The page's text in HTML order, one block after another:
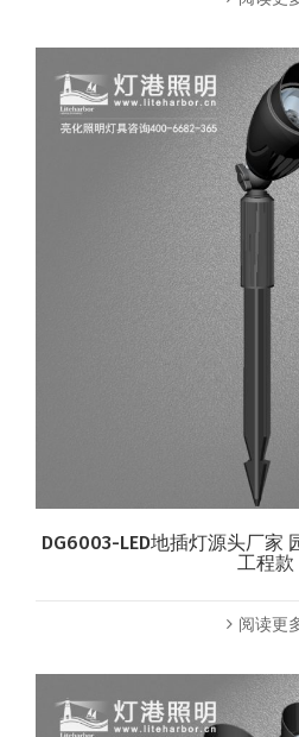
DG6003-LED地插灯源头厂家
工程款
阅读更